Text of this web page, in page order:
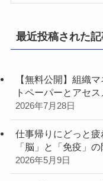
最近投稿された
【無料公開】組織
トペーパーとアセ
2026年7月28日
仕事帰りにどっと
「脳」と「免疫」
2026年5月9日